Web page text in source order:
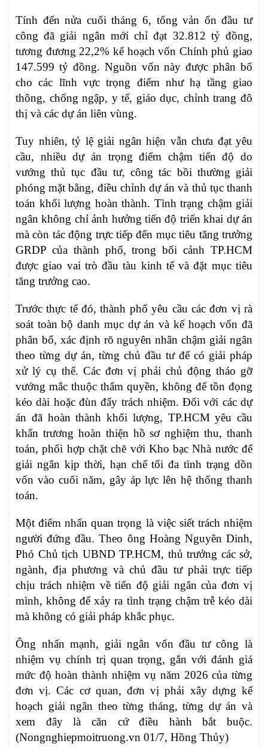
Tính đến nửa cuối tháng 6, tổng vản ốn đầu tư
công đã giải ngân mới chỉ đạt 32.812 tỷ đồng,
tương đương 22,2% kế hoạch vốn Chính phủ giao
147.599 tỷ đồng. Nguồn vốn này được phân bổ
cho các lĩnh vực trọng điểm như hạ tầng giao
thông, chống ngập, y tế, giáo dục, chỉnh trang đô
thị và các dự án liên vùng.
Tuy nhiên, tỷ lệ giải ngân hiện vẫn chưa đạt yêu
cầu, nhiều dự án trọng điểm chậm tiến độ do
vướng thủ tục đầu tư, công tác bồi thường giải
phóng mặt bằng, điều chỉnh dự án và thủ tục thanh
toán khối lượng hoàn thành. Tình trạng chậm giải
ngân không chỉ ảnh hưởng tiến độ triển khai dự án
mà còn tác động trực tiếp đến mục tiêu tăng trưởng
GRDP của thành phố, trong bối cảnh TP.HCM
được giao vai trò đầu tàu kinh tế và đặt mục tiêu
tăng trưởng cao.
Trước thực tế đó, thành phố yêu cầu các đơn vị rà
soát toàn bộ danh mục dự án và kế hoạch vốn đã
phân bổ, xác định rõ nguyên nhân chậm giải ngân
theo từng dự án, từng chủ đầu tư để có giải pháp
xử lý cụ thể. Các đơn vị phải chủ động tháo gỡ
vướng mắc thuộc thẩm quyền, không để tồn đọng
kéo dài hoặc đùn đẩy trách nhiệm. Đối với các dự
án đã hoàn thành khối lượng, TP.HCM yêu cầu
khẩn trương hoàn thiện hồ sơ nghiệm thu, thanh
toán, phối hợp chặt chẽ với Kho bạc Nhà nước để
giải ngân kịp thời, hạn chế tối đa tình trạng dồn
vốn vào cuối năm, gây áp lực lên hệ thống thanh
toán.
Một điểm nhấn quan trọng là việc siết trách nhiệm
người đứng đầu. Theo ông Hoàng Nguyên Dinh,
Phó Chủ tịch UBND TP.HCM, thủ trưởng các sở,
ngành, địa phương và chủ đầu tư phải trực tiếp
chịu trách nhiệm về tiến độ giải ngân của đơn vị
mình, không để xảy ra tình trạng chậm trễ kéo dài
mà không có giải pháp khắc phục.
Ông nhấn mạnh, giải ngân vốn đầu tư công là
nhiệm vụ chính trị quan trọng, gắn với đánh giá
mức độ hoàn thành nhiệm vụ năm 2026 của từng
đơn vị. Các cơ quan, đơn vị phải xây dựng kế
hoạch giải ngân theo từng tháng, từng dự án và
xem đây là căn cứ điều hành bắt buộc.
(Nongnghiepmoitruong.vn 01/7, Hồng Thủy)